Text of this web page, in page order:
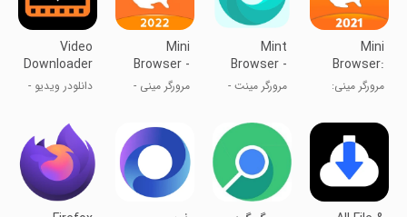
Mini
Browser:
Indian Fast
& Se
مرورگر مینی:
بهینه
Mint
Browser -
Video
download,
Secure
مرورگر مینت -
سریع، سبک،
امن
Mini
Browser -
Fast &
Private
مرورگر مینی -
Video
Downloader
- Save
Videos
دانلودر ویدیو -